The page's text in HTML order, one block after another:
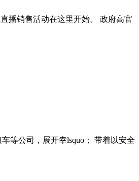
播销售活动在这里开始。 政府高官
等公司，展开幸lsquo； 带着以安全